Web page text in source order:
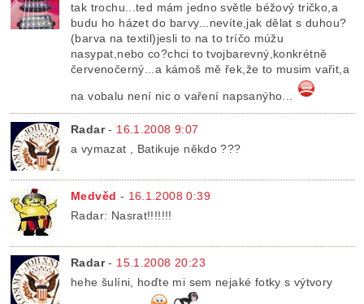
tak trochu...ted mám jedno světle béžový tričko,a
budu ho házet do barvy...nevíte,jak dělat s duhou?
(barva na textil)jesli to na to tríčo múžu
nasypat,nebo co?chci to tvojbarevný,konkrétně
červenočerný...a kámoš mě řek,že to musim vařit,a
na vobalu není nic o vaření napsanýho...
Radar- 16.1.2008 9:07
a vymazat , Batikuje někdo ???
Medvěd - 16.1.2008 0:39
Radar: Nasrat!!!!!!!
Radar- 15.1.2008 20:23
hehe šulíni, hoďte mi sem nejaké fotky s výtvory